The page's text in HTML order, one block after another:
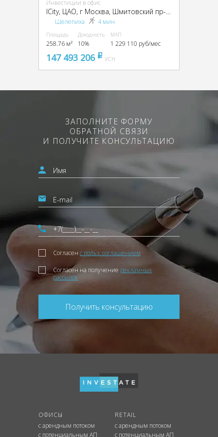
Инвестиции в офис
ICity, ЦАО, г Москва, Шмитовский пр-д, вл. 37
Шелепиха 4 мин
Площадь
258.76 м²
Доходность
10%
МАП
1 229 110 руб/мес
147 493 206 pуб
УСН
ЗАПОЛНИТЕ ФОРМУ
ОБРАТНОЙ СВЯЗИ
И ПОЛУЧИТЕ КОНСУЛЬТАЦИЮ
Согласен с польз. соглашением
Согласен на получение рекламных
рассылок
Получить консультацию
ОФИСЫ
с арендным потоком
с потенциальным АП
RETAIL
с арендным потоком
с потенциальным АП